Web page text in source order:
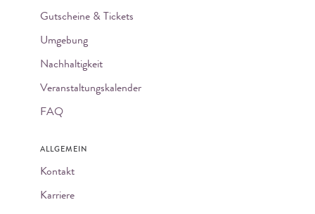
Gutscheine & Tickets
Umgebung
Nachhaltigkeit
Veranstaltungskalender
FAQ
ALLGEMEIN
Kontakt
Karriere